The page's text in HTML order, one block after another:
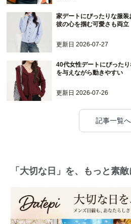
家デートにぴったりな服
彼の心を掴む可愛さも両立
更新日2026-07-27
40代女性デートにぴった
を与えながら動きやすい
更新日2026-07-26
記事一覧へ
「大切な日」を、もっと素敵